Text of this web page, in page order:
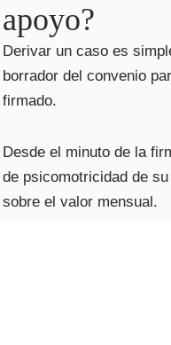
apoyo?
Derivar un caso es
borrador del convenio
firmado.
Desde el minuto de la
de psicomotricidad de
sobre el valor mensual.
(Valor mensual sin